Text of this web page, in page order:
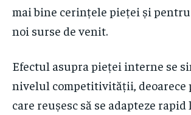
mai bine cerințele pieței și
noi surse de venit.
Efectul asupra pieței interne se
nivelul competitivității, deoarece
care reușesc să se adapteze rapid